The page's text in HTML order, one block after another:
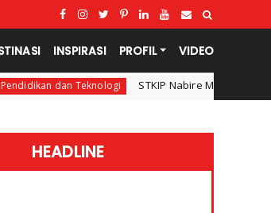
INSPIRASI PROFIL VIDEO
STKIP Nabire Melepas Mahasiswa Prodi
HEADLINE